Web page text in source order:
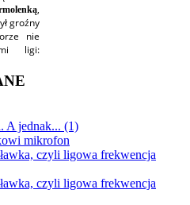
A jednak... (1)
mikrofon
czyli ligowa frekwencja
czyli ligowa frekwencja